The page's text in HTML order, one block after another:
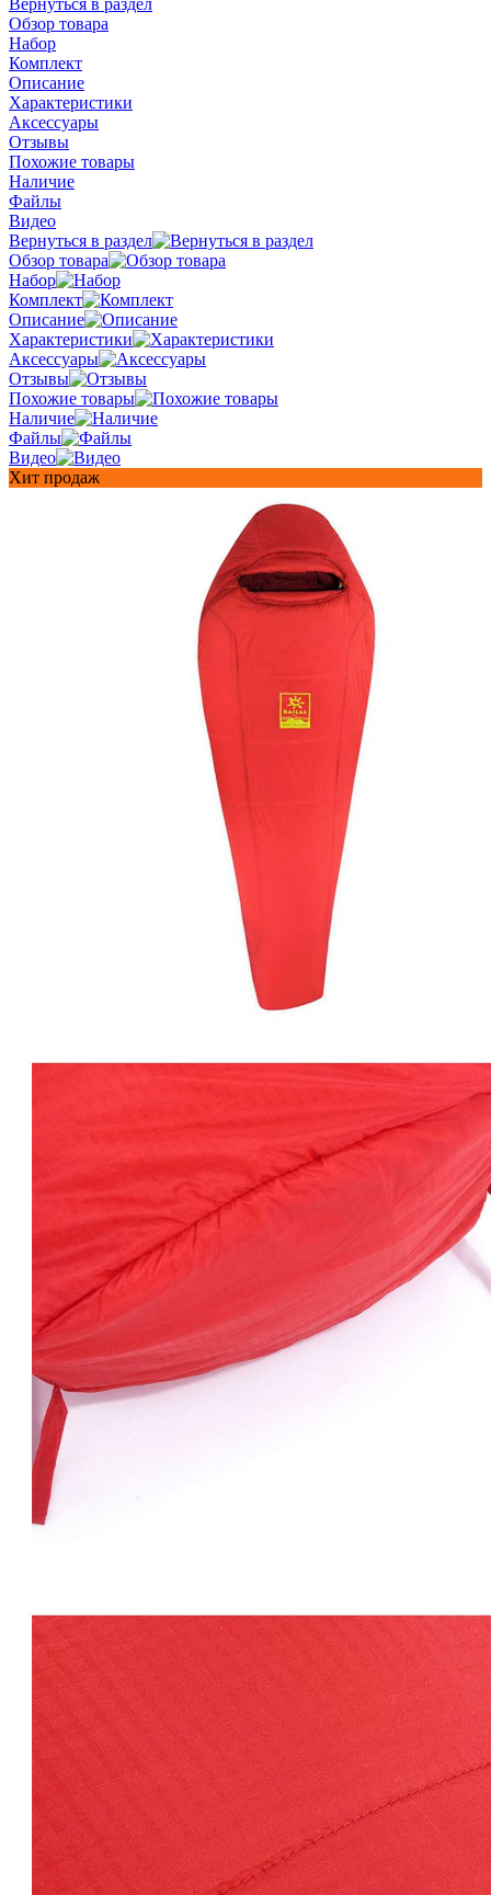
Вернуться в раздел
Обзор товара
Набор
Комплект
Описание
Характеристики
Аксессуары
Отзывы
Похожие товары
Наличие
Файлы
Видео
Вернуться в раздел
Обзор товара
Набор
Комплект
Описание
Характеристики
Аксессуары
Отзывы
Похожие товары
Наличие
Файлы
Видео
Хит продаж